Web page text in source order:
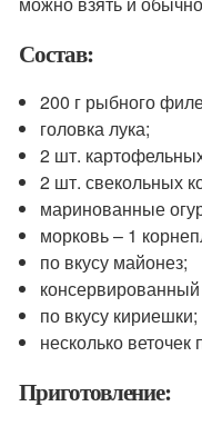
Состав:
200 г рыбного
головка лука;
2 шт.
2 шт. свекольных
маринованные
морковь – 1
по вкусу майонез;
по вкусу кириешки;
несколько веточек
Приготовление: